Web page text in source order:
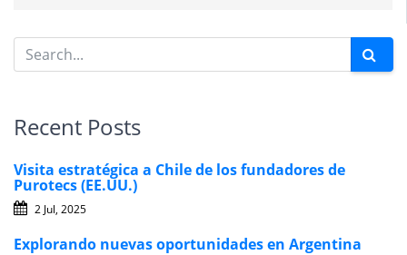
Recent Posts
Visita estratégica a Chile de los fundadores de
Purotecs (EE.UU.)
2 Jul, 2025
Explorando nuevas oportunidades en Argentina